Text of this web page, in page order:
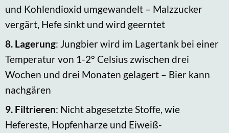
und Kohlendioxid umgewandelt – Malzzucker
vergärt, Hefe sinkt und wird geerntet
8. Lagerung: Jungbier wird im Lagertank bei einer
Temperatur von 1-2° Celsius zwischen drei
Wochen und drei Monaten gelagert – Bier kann
nachgären
9. Filtrieren: Nicht abgesetzte Stoffe, wie
Hefereste, Hopfenharze und Eiweiß-